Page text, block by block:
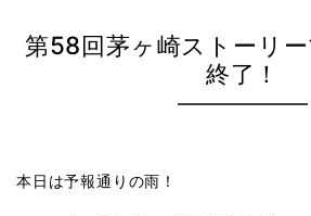
第58回茅ヶ崎ストーリ
終了！
本日は予報通りの雨！